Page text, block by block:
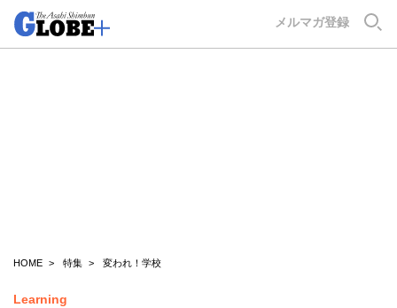
メルマガ登録
HOME 特集 変われ！学校
Learning